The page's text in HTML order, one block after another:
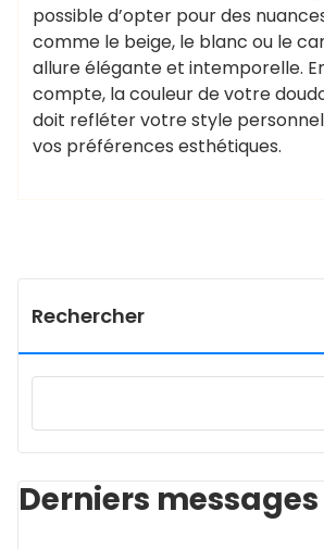
possible d’opter pour des
comme le beige, le blanc ou le
allure élégante et intemporelle.
compte, la couleur de votre
doit refléter votre style
vos préférences esthétiques.
Rechercher
Derniers messages